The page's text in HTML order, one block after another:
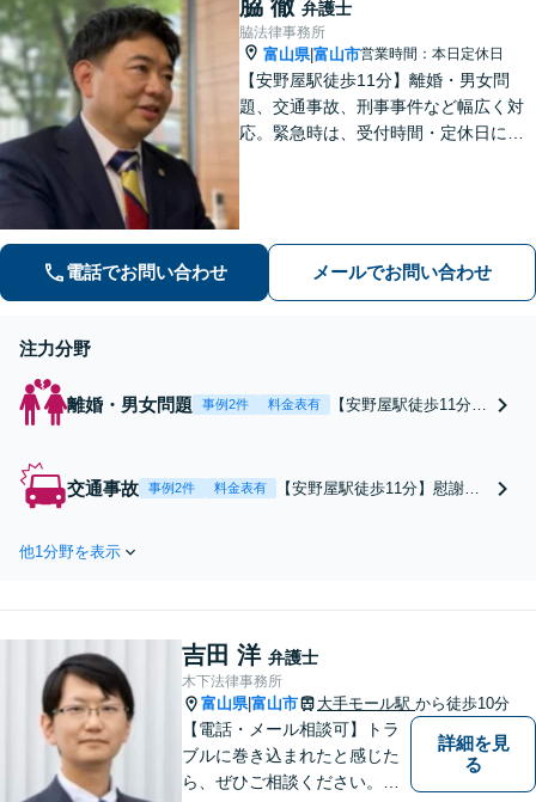
脇 徹 弁護士
脇法律事務所
富山県|富山市営業時間：本日定休日
【安野屋駅徒歩11分】離婚・男女問
題、交通事故、刑事事件など幅広く対
応。緊急時は、受付時間・定休日に関
電話でお問い合わせ メールでお問い合わせ
注力分野
離婚・男女問題 事例2件 料金表有
【安野屋駅徒歩11分】
士」「私の法律事務
交通事故 事例2件 料金表有
【安野屋駅徒歩11分】慰謝料
電話下さい。お気軽にご相談
可】【電話相談可】【完全個
室】
他1分野を表示
吉田 洋 弁護士
木下法律事務所
富山県|富山市 大手モール駅 から徒歩10分
【電話・メール相談可】トラ
ブルに巻き込まれたと感じた
ら、ぜひご相談ください。離
詳細を見
る